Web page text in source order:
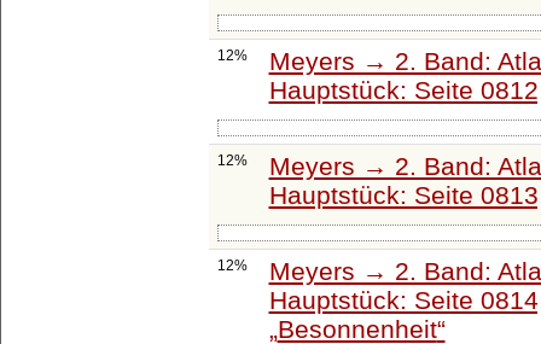
12%
Meyers → 2. Band:
Hauptstück: Seite
12%
Meyers → 2. Band:
Hauptstück: Seite
12%
Meyers → 2. Band:
Hauptstück: Seite
Besonnenheit